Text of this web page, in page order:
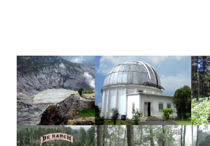
tempat wisata Orchid Forest Lembang
menyediakan beberapa fasilitas pendukung
aktifitas outbound, aktifitas olah raga dan
dengan thema berbagai jenis bunga